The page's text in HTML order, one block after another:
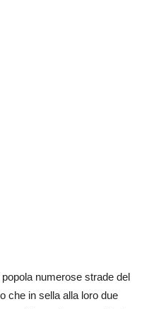
numerose strade del
che in sella alla loro due